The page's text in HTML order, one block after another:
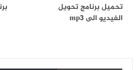
تحميل برنامج تحويل
الفيديو الى mp3